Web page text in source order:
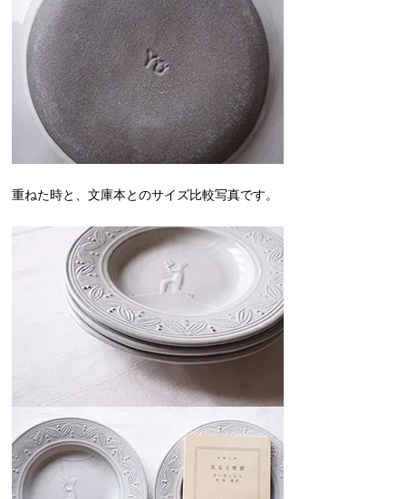
重ねた時と、文庫本とのサイズ比較写真です。